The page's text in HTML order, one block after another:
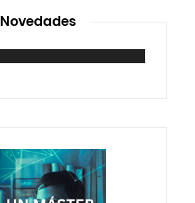
Novedades